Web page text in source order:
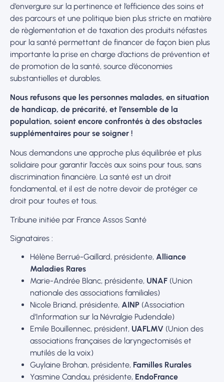
d’envergure sur la pertinence et l’efficience des soins et
des parcours et une politique bien plus stricte en matière
de règlementation et de taxation des produits néfastes
pour la santé permettant de financer de façon bien plus
importante la prise en charge d’actions de prévention et
de promotion de la santé, source d’économies
substantielles et durables.
Nous refusons que les personnes malades, en situation
de handicap, de précarité, et l’ensemble de la
population, soient encore confrontés à des obstacles
supplémentaires pour se soigner !
Nous demandons une approche plus équilibrée et plus
solidaire pour garantir l’accès aux soins pour tous, sans
discrimination financière. La santé est un droit
fondamental, et il est de notre devoir de protéger ce
droit pour toutes et tous.
Tribune initiée par France Assos Santé
Signataires :
Hélène Berrué-Gaillard, présidente, Alliance
Maladies Rares
Marie-Andrée Blanc, présidente, UNAF (Union
nationale des associations familiales)
Nicole Briand, présidente, AINP (Association
d’Information sur la Névralgie Pudendale)
Emile Bouillennec, président, UAFLMV (Union des
associations françaises de laryngectomisés et
mutilés de la voix)
Guylaine Brohan, présidente, Familles Rurales
Yasmine Candau, présidente, EndoFrance